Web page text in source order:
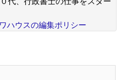
ハウスの編集ポリシー